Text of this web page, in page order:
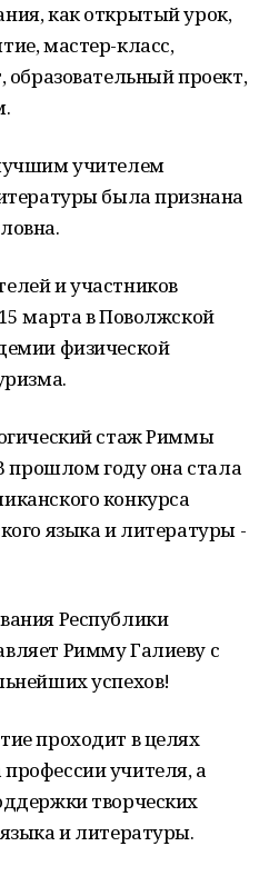
как открытый урок,
мастер-класс,
образовательный проект,
учителем
была признана
и участников
марта в Поволжской
физической
стаж Риммы
прошлом году она стала
конкурса
языка и литературы -
Республики
Римму Галиеву с
успехов!
проходит в целях
учителя, а
творческих
и литературы.